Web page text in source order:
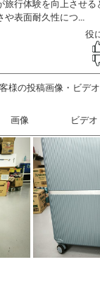
様の投稿画像・ビデオ